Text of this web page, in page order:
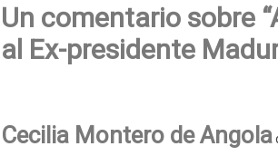
Un comentario sobre
al Ex-presidente
Cecilia Montero de Angola